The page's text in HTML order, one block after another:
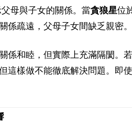
母與子女的關係。當貪狼星位
係疏遠，父母子女間缺乏親密。
係和睦，但實際上充滿隔閡。
這樣做不能徹底解決問題。即